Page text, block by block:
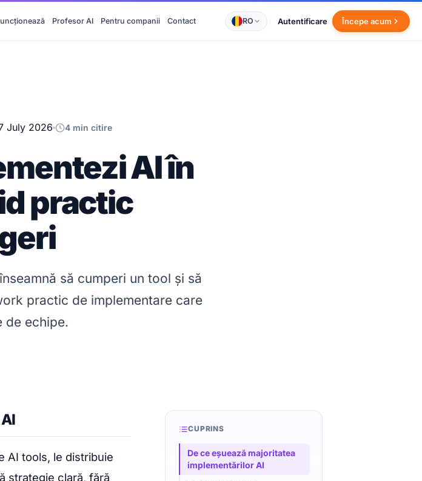
Profesor AI Pentru companii Contact RO Autentificare Începe acum
July 2026 4 min citire
AI în
practic
să cumperi un tool și să
practic de implementare care
echipe.
AI tools, le distribuie
strategie clară, fără
CUPRINS
De ce eșuează majoritatea
implementărilor AI